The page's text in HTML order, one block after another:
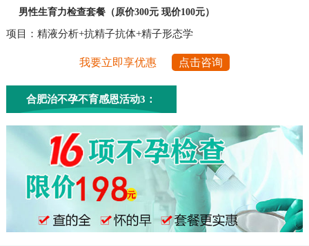
男性生育力检查套餐（原价300元 现价100元）
项目：精液分析+抗精子抗体+精子形态学
我要立即享优惠 点击咨询
合肥治不孕不育感恩活动3：